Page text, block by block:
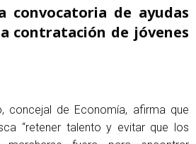
convocatoria de ayudas
contratación de jóvenes
concejal de Economía, afirma que
“retener talento y evitar que los